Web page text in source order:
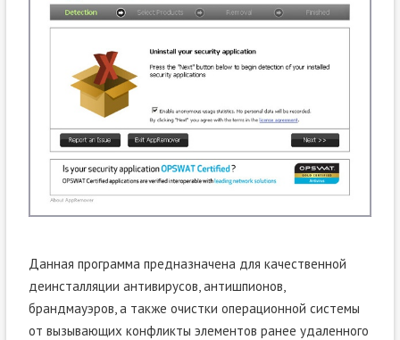
Данная программа предназначена для качественной
деинсталляции антивирусов, антишпионов,
брандмауэров, а также очистки операционной системы
от вызывающих конфликты элементов ранее удаленного